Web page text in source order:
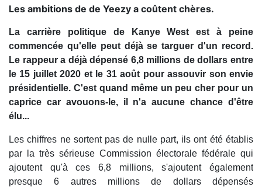
Les ambitions de de Yeezy a coûtent chères.
La carrière politique de Kanye West est à peine
commencée qu'elle peut déjà se targuer d'un record.
Le rappeur a déjà dépensé 6,8 millions de dollars entre
le 15 juillet 2020 et le 31 août pour assouvir son envie
présidentielle. C'est quand même un peu cher pour un
caprice car avouons-le, il n'a aucune chance d'être
élu...
Les chiffres ne sortent pas de nulle part, ils ont été établis
par la très sérieuse Commission électorale fédérale qui
ajoutent qu'à ces 6,8 millions, s'ajoutent également
presque 6 autres millions de dollars dépensés